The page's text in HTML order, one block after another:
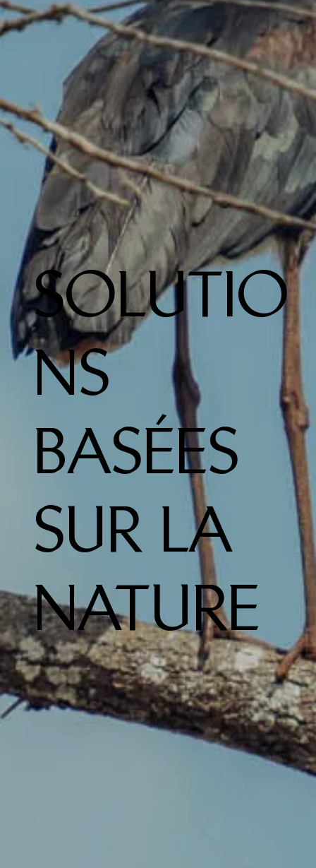
SOLUTIO
NS
BASÉES
SUR LA
NATURE